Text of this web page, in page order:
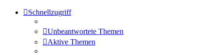
Schnellzugriff
Unbeantwortete Themen
Aktive Themen